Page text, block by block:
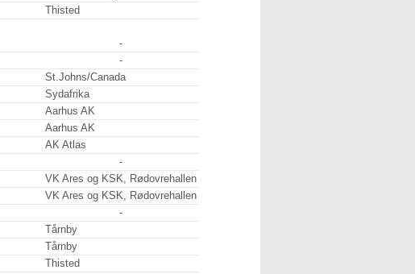
Thisted
-
-
St.Johns/Canada
Sydafrika
Aarhus AK
Aarhus AK
AK Atlas
-
VK Ares og KSK, Rødovrehallen
VK Ares og KSK, Rødovrehallen
-
Tårnby
Tårnby
Thisted